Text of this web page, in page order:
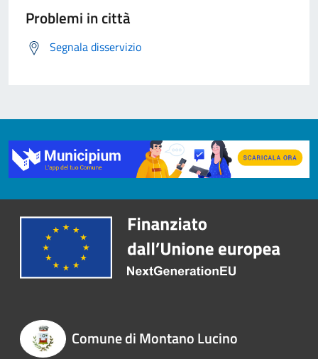
Problemi in città
Segnala disservizio
Comune di Montano Lucino